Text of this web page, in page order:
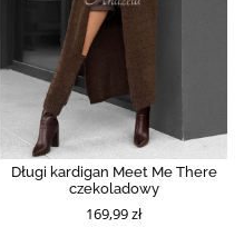
Długi kardigan Meet Me There
czekoladowy
169,99 zł